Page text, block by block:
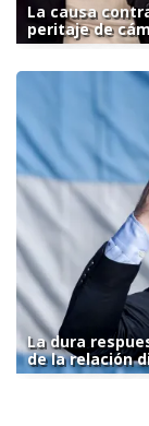
La causa
peritaje de
La dura
de la relación